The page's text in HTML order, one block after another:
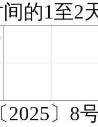
的1至2
2025〕8